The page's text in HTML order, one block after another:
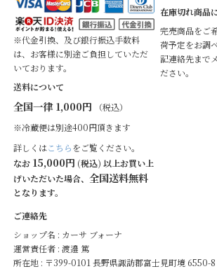
※代金引換、及び銀行振込手数料
は、お客様に別途ご負担していただ
いております。
送料について
全国一律 1,000円 （税込）
※冷蔵便は別途400円頂きます
詳しくはこちらをご覧ください。
なお 15,000円 (税込) 以上お買い上
げいただいた場合、 全国送料無料
となります。
在庫切れ商品
完売商品をご
荷予定をお調
記連絡先まで
ださい。
ご連絡先
ショップ名 : カーサ ブォーナ
運営責任者 : 渡邉 篤
所在地 : 〒399-0101 長野県諏訪郡富士見町境 6550-8